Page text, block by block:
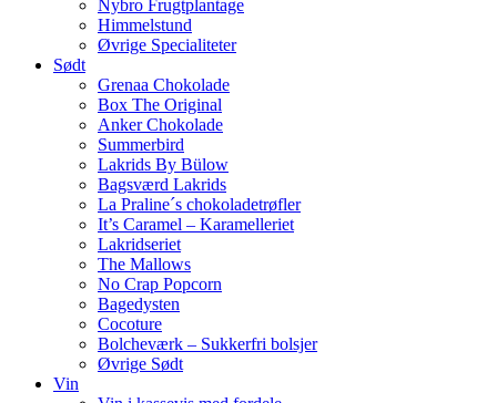
Nybro Frugtplantage
Himmelstund
Øvrige Specialiteter
Sødt
Grenaa Chokolade
Box The Original
Anker Chokolade
Summerbird
Lakrids By Bülow
Bagsværd Lakrids
La Praline´s chokoladetrøfler
It’s Caramel – Karamelleriet
Lakridseriet
The Mallows
No Crap Popcorn
Bagedysten
Cocoture
Bolcheværk – Sukkerfri bolsjer
Øvrige Sødt
Vin